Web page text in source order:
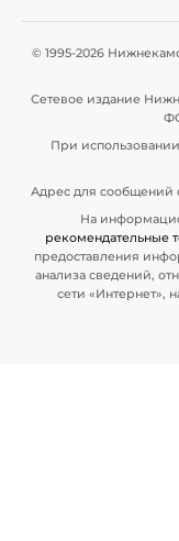
© 1995-2026
Сетевое издание
При
Адрес для
На
рекомендательные
предоставления
анализа сведений,
сети «Интернет»,